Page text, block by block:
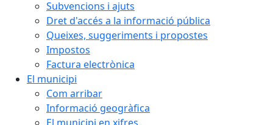
Subvencions i ajuts
Dret d'accés a la informació pública
Queixes, suggeriments i propostes
Impostos
Factura electrònica
El municipi
Com arribar
Informació geogràfica